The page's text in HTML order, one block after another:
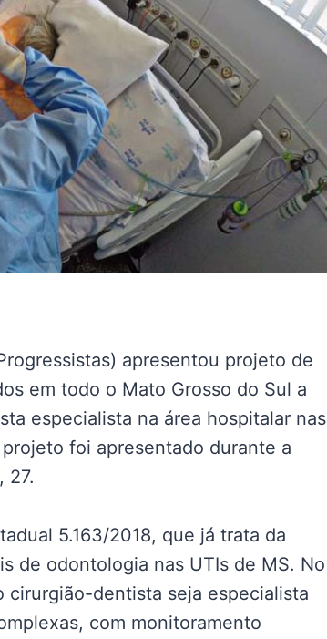
apresentou projeto de
em todo o Mato Grosso do Sul a
especialista na área hospitalar nas
foi apresentado durante a
27.
5.163/2018, que já trata da
de odontologia nas UTIs de MS. No
dentista seja especialista
com monitoramento